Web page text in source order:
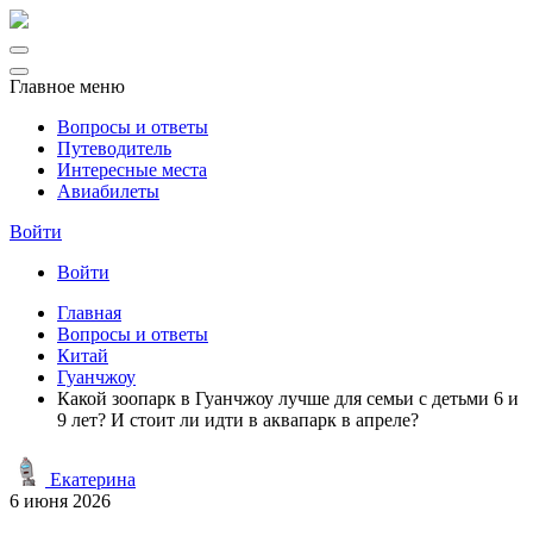
Главное меню
Вопросы и ответы
Путеводитель
Интересные места
Авиабилеты
Войти
Войти
Главная
Вопросы и ответы
Китай
Гуанчжоу
Какой зоопарк в Гуанчжоу лучше для семьи с детьми 6 и
9 лет? И стоит ли идти в аквапарк в апреле?
Екатерина
6 июня 2026